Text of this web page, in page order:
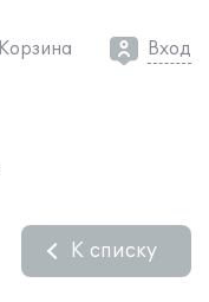
Корзина Вход
К списку